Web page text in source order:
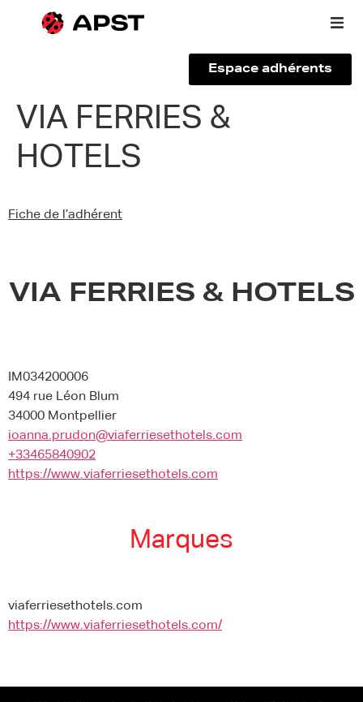
Qui sommes-nous ?
Vous êtes un voyageur
Espace adhérents
VIA FERRIES &
HOTELS
Fiche de l’adhérent
VIA FERRIES & HOTELS
IM034200006
494 rue Léon Blum
34000 Montpellier
ioanna.prudon@viaferriesethotels.com
+33465840902
https://www.viaferriesethotels.com
Marques
viaferriesethotels.com
https://www.viaferriesethotels.com/